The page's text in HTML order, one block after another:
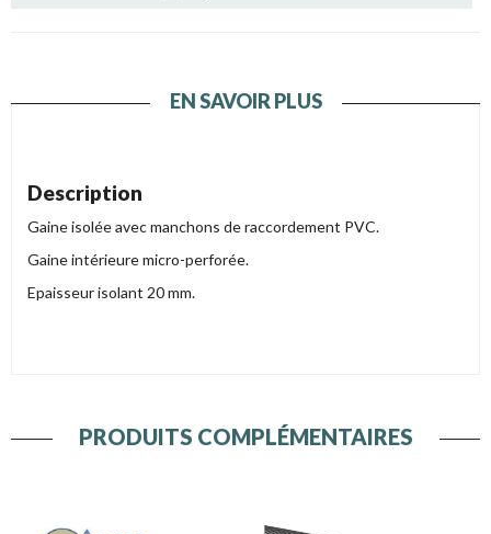
EN SAVOIR PLUS
Description
Gaine isolée avec manchons de raccordement PVC.
Gaine intérieure micro-perforée.
Epaisseur isolant 20 mm.
PRODUITS COMPLÉMENTAIRES